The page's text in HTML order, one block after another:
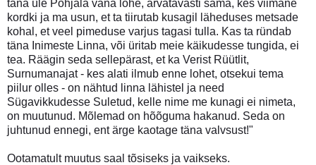
täna üle Põhjala vana lohe, arvatavasti sama, kes viimane
kordki ja ma usun, et ta tiirutab kusagil läheduses metsade
kohal, et veel pimeduse varjus tagasi tulla. Kas ta ründab
täna Inimeste Linna, või üritab meie käikudesse tungida, ei
tea. Räägin seda sellepärast, et ka Verist Rüütlit,
Surnumanajat - kes alati ilmub enne lohet, otsekui tema
piilur olles - on nähtud linna lähistel ja need
Sügavikkudesse Suletud, kelle nime me kunagi ei nimeta,
on muutunud. Mõlemad on hõõguma hakanud. Seda on
juhtunud ennegi, ent ärge kaotage täna valvsust!"
Ootamatult muutus saal tõsiseks ja vaikseks.